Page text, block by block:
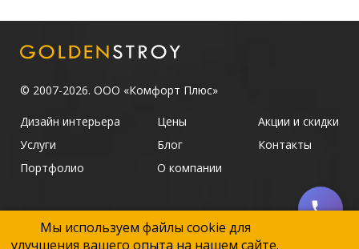
© 2007-2026. ООО «Комфорт Плюс»
Дизайн интерьера
Услуги
Портфолио
Цены
Блог
О компании
Акции и скидки
Контакты
ИНН: 7816734023, ОГРН: 1227800116719
Мы используем файлы cookie для
улучшения вашего опыта на нашем сайте.